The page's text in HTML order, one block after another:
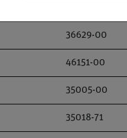
36629-00
46151-00
35005-00
35018-71